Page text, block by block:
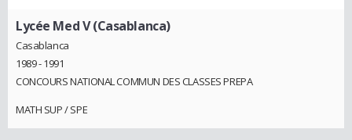
Lycée Med V (Casablanca)
Casablanca
1989 - 1991
CONCOURS NATIONAL COMMUN DES CLASSES PREPA
MATH SUP / SPE